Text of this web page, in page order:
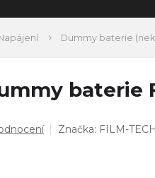
Dummy baterie
baterie
Značka: FILM-